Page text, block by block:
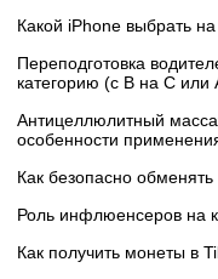
Какой iPhone выбрать
Переподготовка
категорию (с B на C или
Антицеллюлитный
особенности
Как безопасно обменять
Роль инфлюенсеров на
Как получить монеты в